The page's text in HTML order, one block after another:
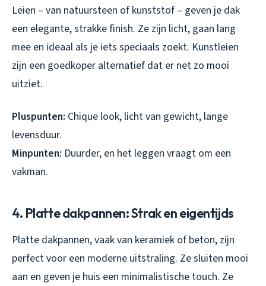
Leien – van natuursteen of kunststof – geven je dak
een elegante, strakke finish. Ze zijn licht, gaan lang
mee en ideaal als je iets speciaals zoekt. Kunstleien
zijn een goedkoper alternatief dat er net zo mooi
uitziet.
Pluspunten: Chique look, licht van gewicht, lange
levensduur.
Minpunten: Duurder, en het leggen vraagt om een
vakman.
4. Platte dakpannen: Strak en eigentijds
Platte dakpannen, vaak van keramiek of beton, zijn
perfect voor een moderne uitstraling. Ze sluiten mooi
aan en geven je huis een minimalistische touch. Ze